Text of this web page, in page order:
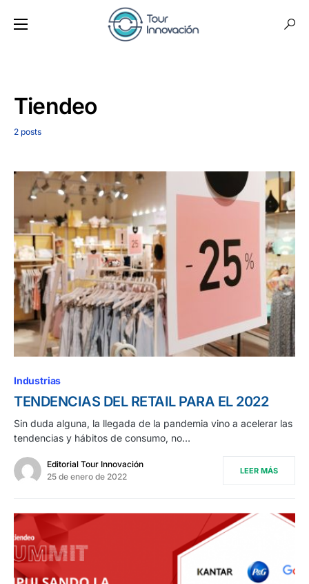
Tiendeo
2 posts
Industrias
TENDENCIAS DEL RETAIL PARA EL 2022
Sin duda alguna, la llegada de la pandemia vino a acelerar las
tendencias y hábitos de consumo, no…
Editorial Tour Innovación
25 de enero de 2022
LEER MÁS